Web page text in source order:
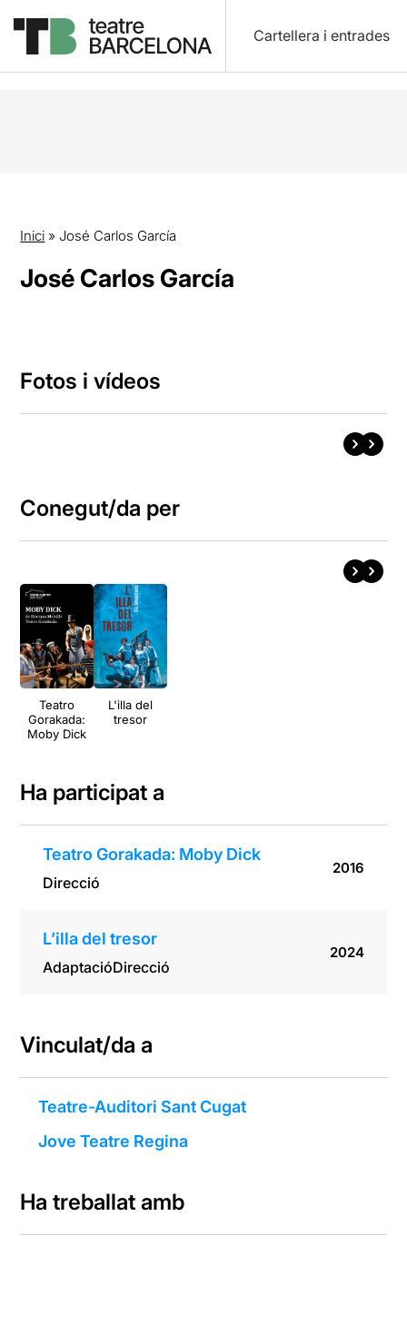
Cartellera i entrades
Inici » José Carlos García
José Carlos García
Fotos i vídeos
Conegut/da per
Teatro
Gorakada:
Moby Dick
L'illa del
tresor
Ha participat a
Teatro Gorakada: Moby Dick
Direcció
2016
L’illa del tresor
AdaptacióDirecció
2024
Vinculat/da a
Teatre-Auditori Sant Cugat
Jove Teatre Regina
Ha treballat amb